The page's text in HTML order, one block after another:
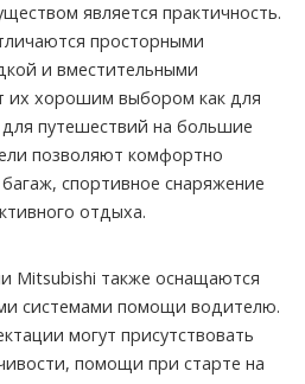
является практичность.
просторными
и вместительными
их хорошим выбором как для
путешествий на большие
позволяют комфортно
спортивное снаряжение
отдыха.
Mitsubishi также оснащаются
системами помощи водителю.
могут присутствовать
помощи при старте на